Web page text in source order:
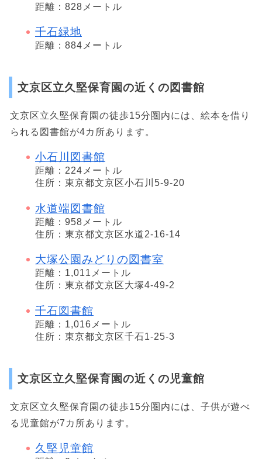
距離：828メートル
千石緑地
距離：884メートル
文京区立久堅保育園の近くの図書館
文京区立久堅保育園の徒歩15分圏内には、絵本を借り
られる図書館が4カ所あります。
小石川図書館
距離：224メートル
住所：東京都文京区小石川5-9-20
水道端図書館
距離：958メートル
住所：東京都文京区水道2-16-14
大塚公園みどりの図書室
距離：1,011メートル
住所：東京都文京区大塚4-49-2
千石図書館
距離：1,016メートル
住所：東京都文京区千石1-25-3
文京区立久堅保育園の近くの児童館
文京区立久堅保育園の徒歩15分圏内には、子供が遊べ
る児童館が7カ所あります。
久堅児童館